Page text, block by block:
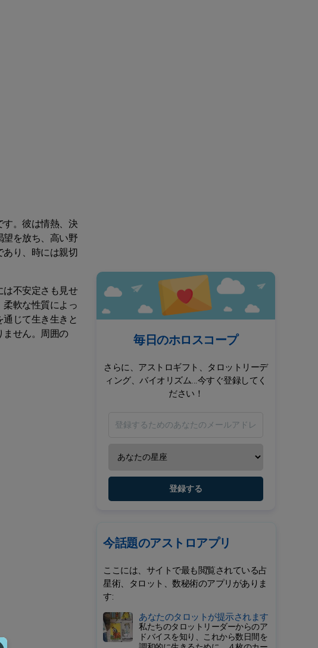
。彼は情熱、決
を放ち、高い野
り、時には親切
不安定さも見せ
軟な性質によっ
じて生き生きと
せん。周囲の
毎日のホロスコープ
さらに、アストロギフト、タロットリーデ
ィング、バイオリズム...今すぐ登録してく
ださい！
登録する
今話題のアストロアプリ
ここには、サイトで最も閲覧されている占
星術、タロット、数秘術のアプリがありま
す:
あなたのタロットが提示されます
私たちのタロットリーダーからのア
ドバイスを知り、これから数日間を